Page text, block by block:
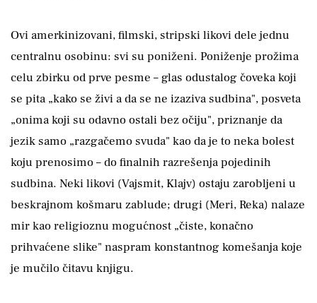
Ovi amerkinizovani, filmski, stripski likovi dele jednu
centralnu osobinu: svi su poniženi. Poniženje prožima
celu zbirku od prve pesme – glas odustalog čoveka koji
se pita „kako se živi a da se ne izaziva sudbina", posveta
„onima koji su odavno ostali bez očiju", priznanje da
jezik samo „razgačemo svuda" kao da je to neka bolest
koju prenosimo – do finalnih razrešenja pojedinih
sudbina. Neki likovi (Vajsmit, Klajv) ostaju zarobljeni u
beskrajnom košmaru zablude; drugi (Meri, Reka) nalaze
mir kao religioznu mogućnost „čiste, konačno
prihvaćene slike" naspram konstantnog komešanja koje
je mučilo čitavu knjigu.